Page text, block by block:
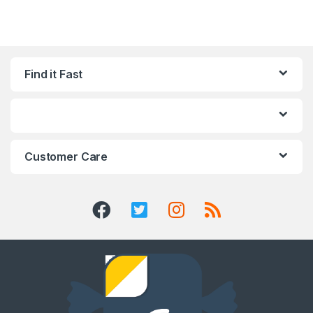
Find it Fast
Customer Care